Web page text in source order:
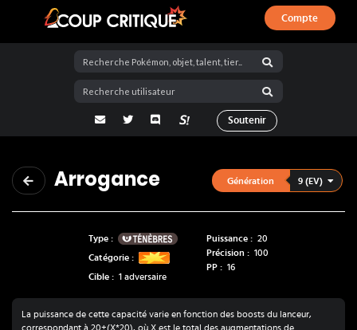
Coup Critique
Compte
adresse email
Twitter Discord La Salty Room sur Pokémon
Soutenir
Arrogance Génération 9 (EV)
Type : Ténèbres
Catégorie :
Cible : 1 adversaire
Puissance : 20
Précision : 100
PP : 16
La puissance de cette capacité varie en fonction des boosts du lanceur,
correspondant à 20+(X*20), où X est le total des augmentations de